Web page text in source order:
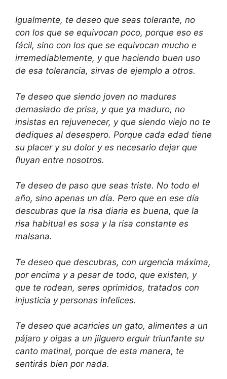
Igualmente, te deseo que seas tolerante, no
con los que se equivocan poco, porque eso es
fácil, sino con los que se equivocan mucho e
irremediablemente, y que haciendo buen uso
de esa tolerancia, sirvas de ejemplo a otros.
Te deseo que siendo joven no madures
demasiado de prisa, y que ya maduro, no
insistas en rejuvenecer, y que siendo viejo no te
dediques al desespero. Porque cada edad tiene
su placer y su dolor y es necesario dejar que
fluyan entre nosotros.
Te deseo de paso que seas triste. No todo el
año, sino apenas un día. Pero que en ese día
descubras que la risa diaria es buena, que la
risa habitual es sosa y la risa constante es
malsana.
Te deseo que descubras, con urgencia máxima,
por encima y a pesar de todo, que existen, y
que te rodean, seres oprimidos, tratados con
injusticia y personas infelices.
Te deseo que acaricies un gato, alimentes a un
pájaro y oigas a un jilguero erguir triunfante su
canto matinal, porque de esta manera, te
sentirás bien por nada.